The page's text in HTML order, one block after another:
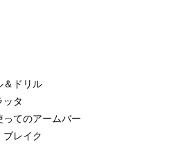
＆ドリル
ッタ
てのアームバー
ブレイク